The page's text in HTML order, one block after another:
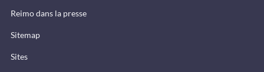
Reimo dans la presse
Sitemap
Sites